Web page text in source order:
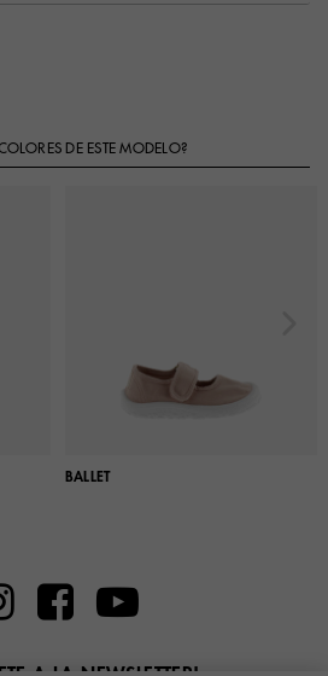
DE ESTE MODELO?
BALLET